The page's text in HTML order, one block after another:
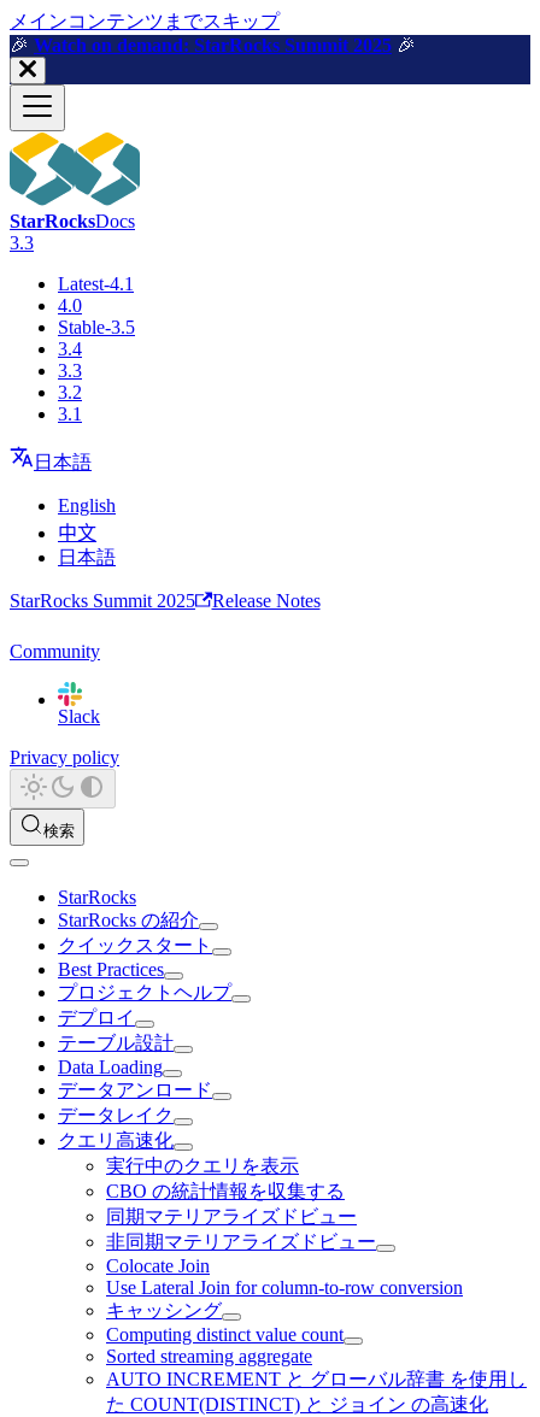
メインコンテンツまでスキップ
🎉️ Watch on demand: StarRocks Summit 2025 🎉️
StarRocksDocs
3.3
Latest-4.1
4.0
Stable-3.5
3.4
3.3
3.2
3.1
日本語
English
中文
日本語
StarRocks Summit 2025 Release Notes
Community
Slack
Privacy policy
検索
StarRocks
StarRocks の紹介
クイックスタート
Best Practices
プロジェクトヘルプ
デプロイ
テーブル設計
Data Loading
データアンロード
データレイク
クエリ高速化
実行中のクエリを表示
CBO の統計情報を収集する
同期マテリアライズドビュー
非同期マテリアライズドビュー
Colocate Join
Use Lateral Join for column-to-row conversion
キャッシング
Computing distinct value count
Sorted streaming aggregate
AUTO INCREMENT と グローバル辞書 を使用し
た COUNT(DISTINCT) と ジョイン の高速化